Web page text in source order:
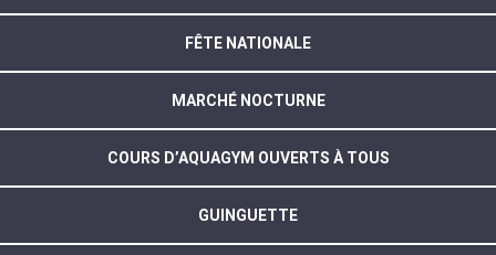
FÊTE NATIONALE
MARCHÉ NOCTURNE
COURS D’AQUAGYM OUVERTS À TOUS
GUINGUETTE